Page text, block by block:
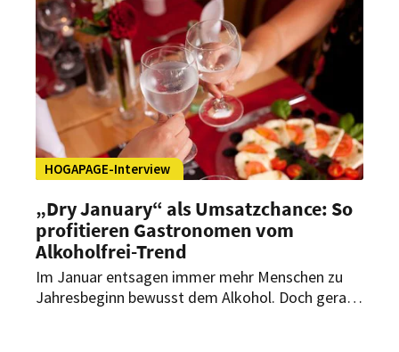
HOGAPAGE-Interview
„Dry January“ als Umsatzchance: So
profitieren Gastronomen vom
Alkoholfrei-Trend
Im Januar entsagen immer mehr Menschen zu
Jahresbeginn bewusst dem Alkohol. Doch gerade